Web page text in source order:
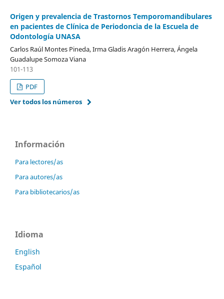
Origen y prevalencia de Trastornos Temporomandibulares
en pacientes de Clínica de Periodoncia de la Escuela de
Odontología UNASA
Carlos Raúl Montes Pineda, Irma Gladis Aragón Herrera, Ángela
Guadalupe Somoza Viana
101-113
PDF
Ver todos los números
Información
Para lectores/as
Para autores/as
Para bibliotecarios/as
Idioma
English
Español